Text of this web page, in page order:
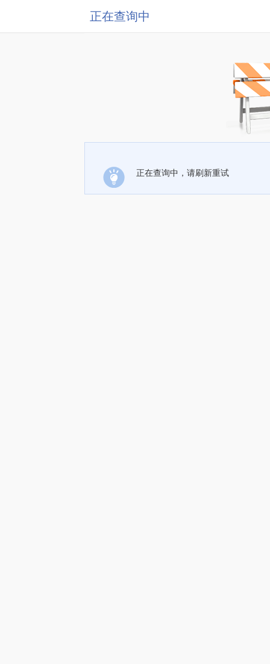
正在查询中
正在查询中，请刷新重试